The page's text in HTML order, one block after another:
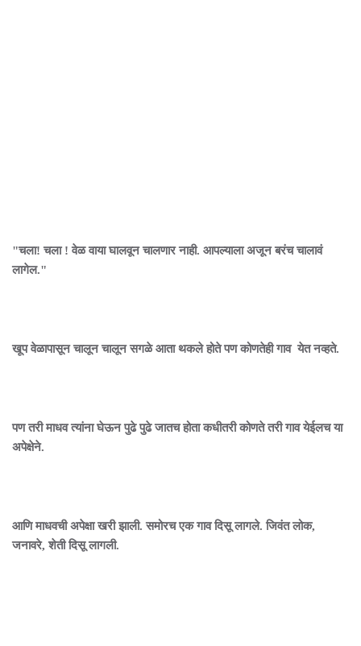
"चला! चला ! वेळ वाया घालवून चालणार नाही. आपल्याला अजून बरंच चालावं
लागेल."
खूप वेळापासून चालून चालून सगळे आता थकले होते पण कोणतेही गाव येत नव्हते.
पण तरी माधव त्यांना घेऊन पुढे पुढे जातच होता कधीतरी कोणते तरी गाव येईलच या
अपेक्षेने.
आणि माधवची अपेक्षा खरी झाली. समोरच एक गाव दिसू लागले. जिवंत लोक,
जनावरे, शेती दिसू लागली.